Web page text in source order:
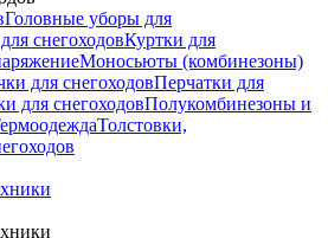
Головные уборы для
снегоходовКуртки для
Моносьюты (комбинезоны)
для снегоходовПерчатки для
для снегоходовПолукомбинезоны и
Толстовки,